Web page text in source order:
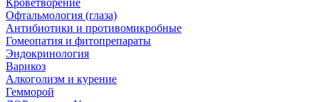
Кроветворение
Офтальмология (глаза)
Антибиотики и противомикробные
Гомеопатия и фитопрепараты
Эндокринология
Варикоз
Алкоголизм и курение
Гемморой